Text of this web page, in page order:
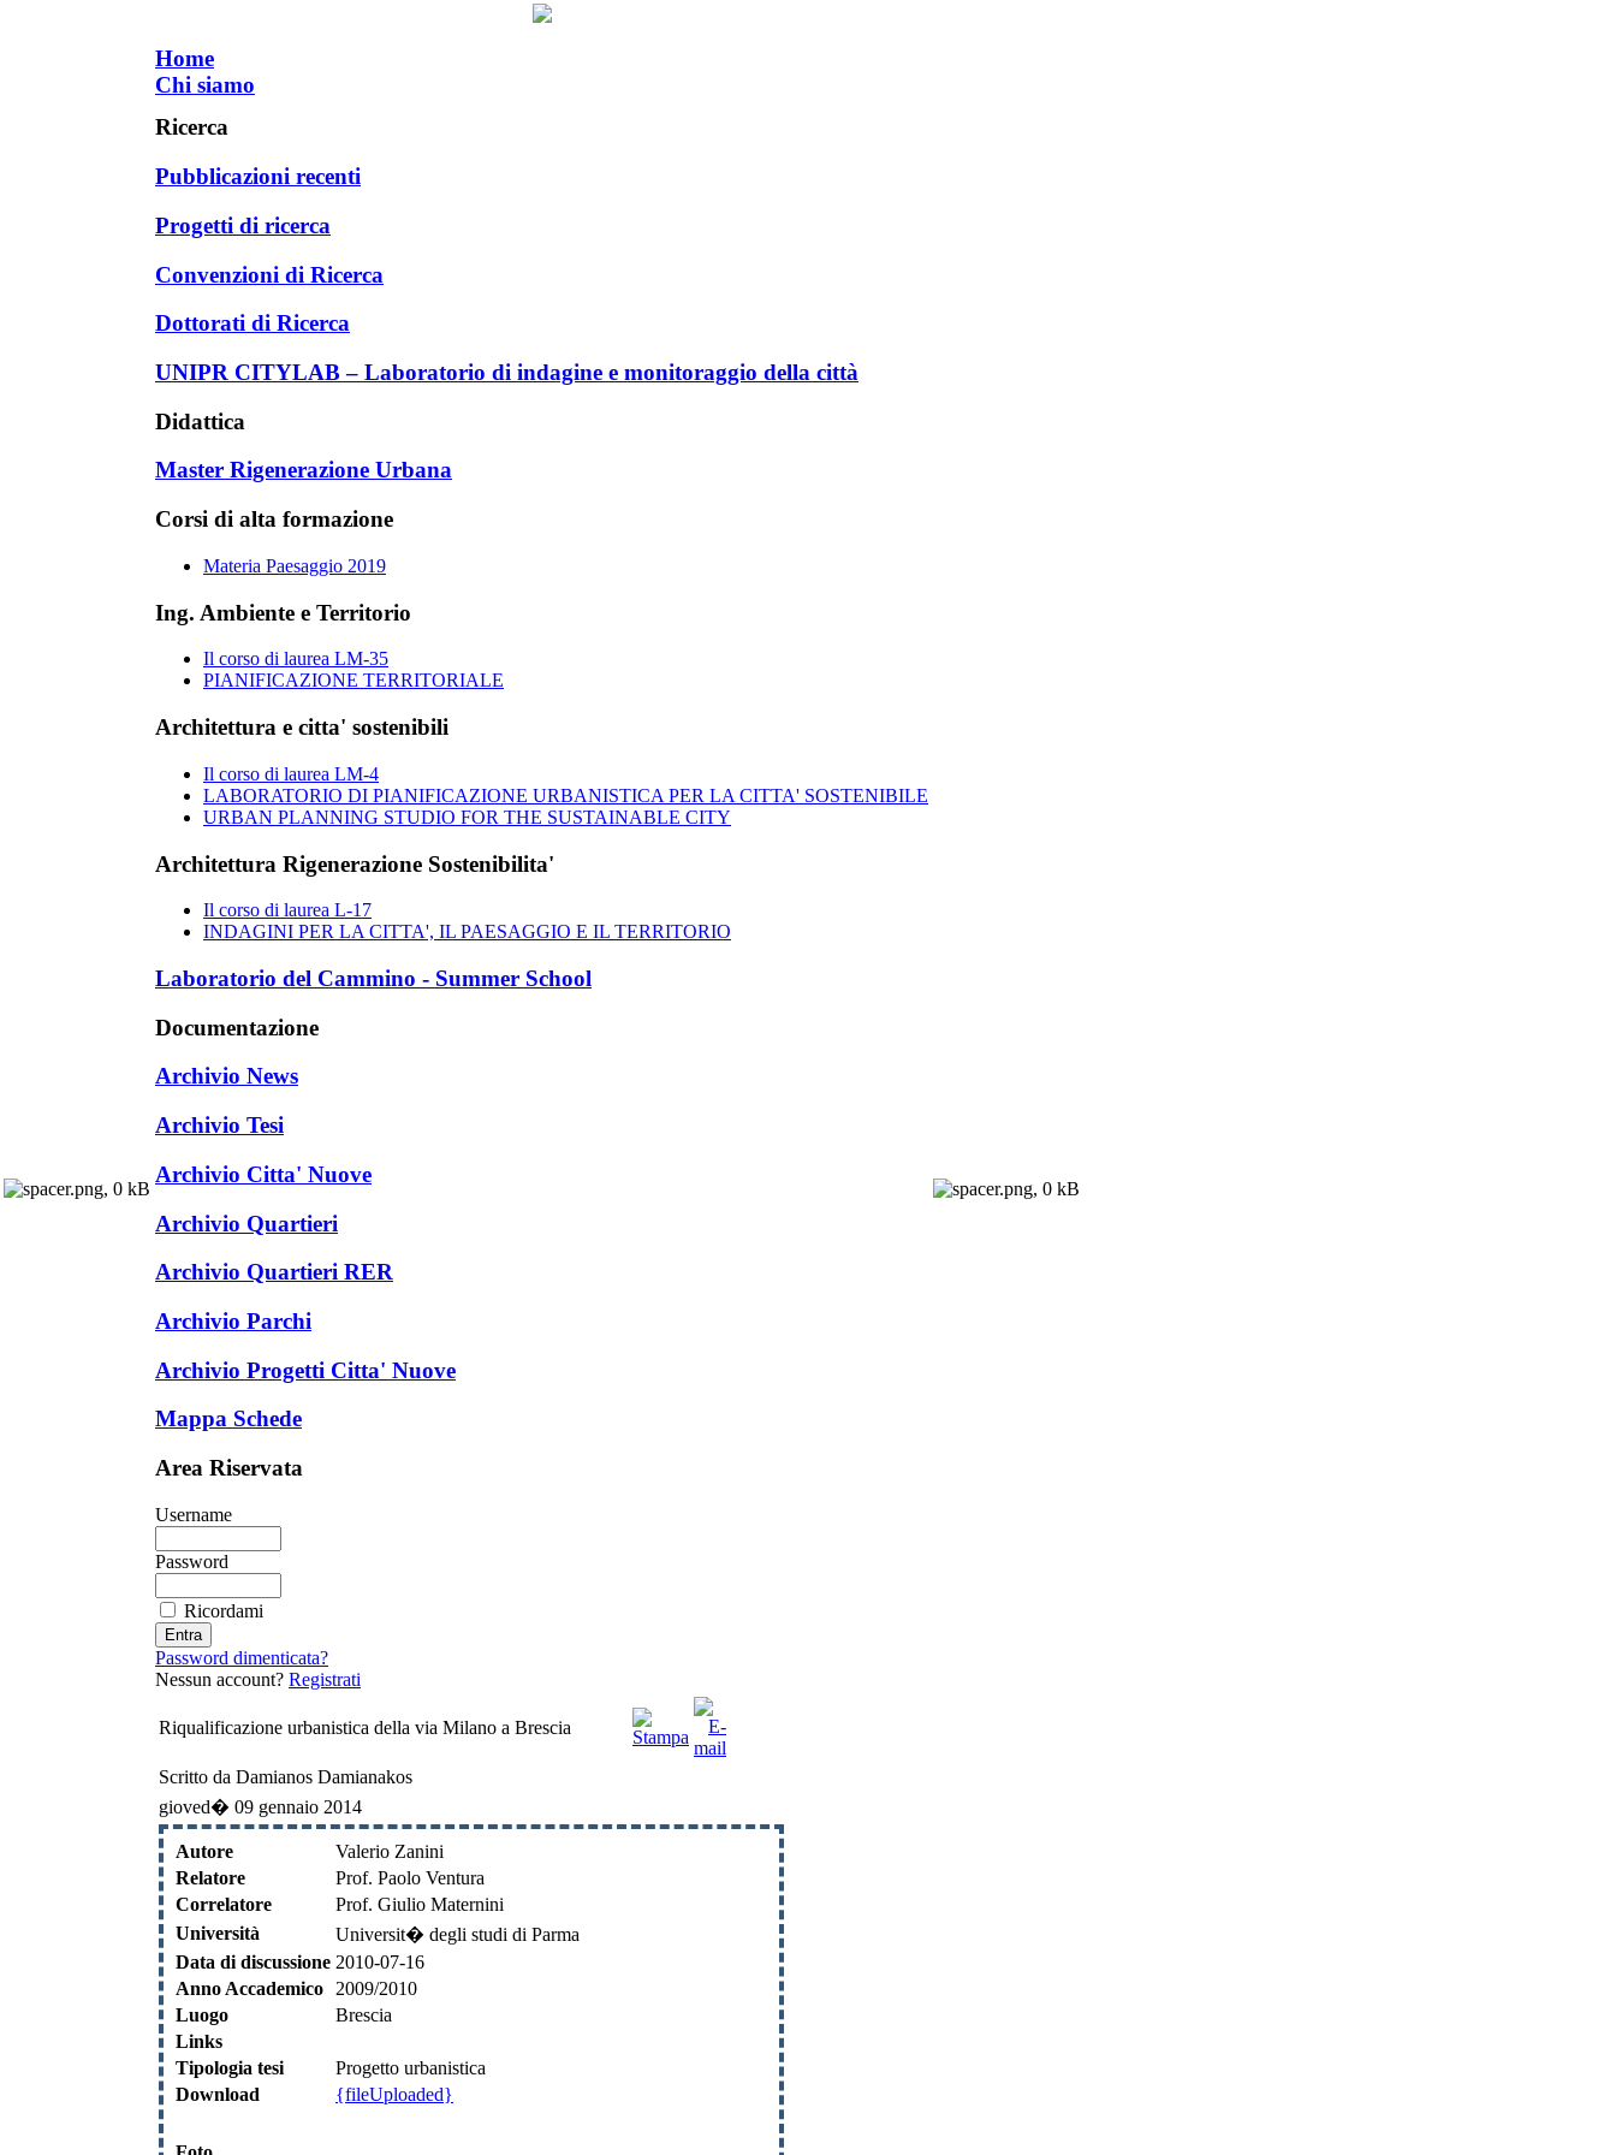
Home
Chi siamo
Ricerca
Pubblicazioni recenti
Progetti di ricerca
Convenzioni di Ricerca
Dottorati di Ricerca
UNIPR CITYLAB – Laboratorio di indagine e monitoraggio della città
Didattica
Master Rigenerazione Urbana
Corsi di alta formazione
Materia Paesaggio 2019
Ing. Ambiente e Territorio
Il corso di laurea LM-35
PIANIFICAZIONE TERRITORIALE
Architettura e citta' sostenibili
Il corso di laurea LM-4
LABORATORIO DI PIANIFICAZIONE URBANISTICA PER LA CITTA' SOSTENIBILE
URBAN PLANNING STUDIO FOR THE SUSTAINABLE CITY
Architettura Rigenerazione Sostenibilita'
Il corso di laurea L-17
INDAGINI PER LA CITTA', IL PAESAGGIO E IL TERRITORIO
Laboratorio del Cammino - Summer School
Documentazione
Archivio News
Archivio Tesi
Archivio Citta' Nuove
Archivio Quartieri
Archivio Quartieri RER
Archivio Parchi
Archivio Progetti Citta' Nuove
Mappa Schede
Area Riservata
Username
Password
Ricordami
Password dimenticata?
Nessun account? Registrati
Riqualificazione urbanistica della via Milano a Brescia
Scritto da Damianos Damianakos
gioved� 09 gennaio 2014
Autore
Valerio Zanini
Relatore
Prof. Paolo Ventura
Correlatore
Prof. Giulio Maternini
Università
Universit� degli studi di Parma
Data di discussione 2010-07-16
Anno Accademico
2009/2010
Luogo
Brescia
Links
Tipologia tesi
Progetto urbanistica
Download
{fileUploaded}